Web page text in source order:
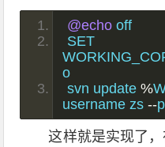
@echo off
SET
o
svn update %
username zs --
这样就是实现了